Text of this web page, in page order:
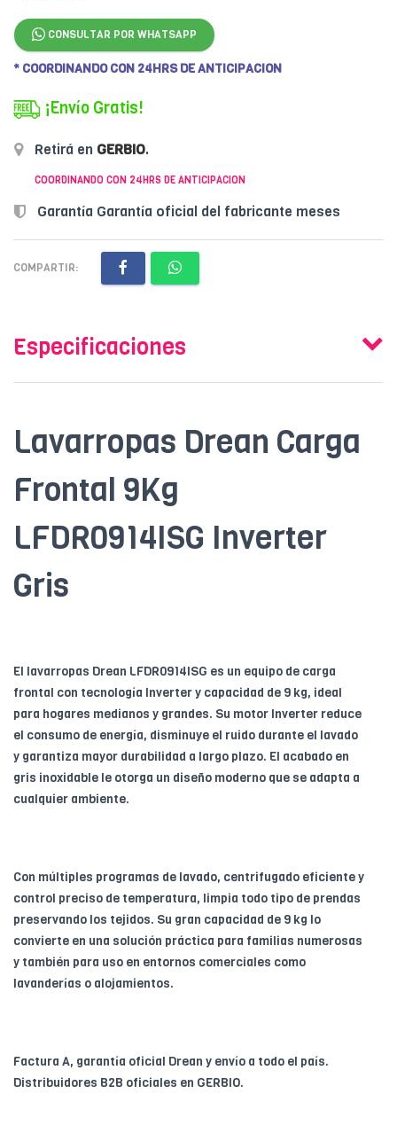
CONSULTAR POR WHATSAPP
* COORDINANDO CON 24HRS DE ANTICIPACION
¡Envío Gratis!
Retirá en GERBIO.
COORDINANDO CON 24HRS DE ANTICIPACION
Garantía Garantía oficial del fabricante meses
COMPARTIR:
Especificaciones
Lavarropas Drean Carga
Frontal 9Kg
LFDR0914ISG Inverter
Gris
El lavarropas Drean LFDR0914ISG es un equipo de carga
frontal con tecnología Inverter y capacidad de 9 kg, ideal
para hogares medianos y grandes. Su motor Inverter reduce
el consumo de energía, disminuye el ruido durante el lavado
y garantiza mayor durabilidad a largo plazo. El acabado en
gris inoxidable le otorga un diseño moderno que se adapta a
cualquier ambiente.
Con múltiples programas de lavado, centrifugado eficiente y
control preciso de temperatura, limpia todo tipo de prendas
preservando los tejidos. Su gran capacidad de 9 kg lo
convierte en una solución práctica para familias numerosas
y también para uso en entornos comerciales como
lavanderías o alojamientos.
Factura A, garantía oficial Drean y envío a todo el país.
Distribuidores B2B oficiales en GERBIO.